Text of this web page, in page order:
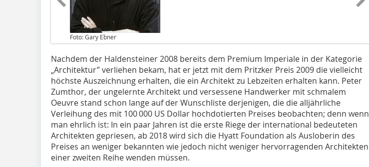
Foto: Gary Ebner
Nachdem der Haldensteiner 2008 bereits dem Premium Imperiale in der Kategorie
„Architektur” verliehen bekam, hat er jetzt mit dem Pritzker Preis 2009 die vielleicht
höchste Auszeichnung erhalten, die ein Architekt zu Lebzeiten erhalten kann. Peter
Zumthor, der ungelernte Architekt und versessene Handwerker mit schmalem
Oeuvre stand schon lange auf der Wunschliste derjenigen, die die alljährliche
Verleihung des mit 100 000 US Dollar hochdotierten Preises beobachten; denn wenn
man ehrlich ist: In ein paar Jahren ist die erste Riege der international bedeuteten
Architekten gepriesen, ab 2018 wird sich die Hyatt Foundation als Ausloberin des
Preises an weniger bekannten wie jedoch nicht weniger hervorragenden Architekten
einer zweiten Reihe wenden müssen.